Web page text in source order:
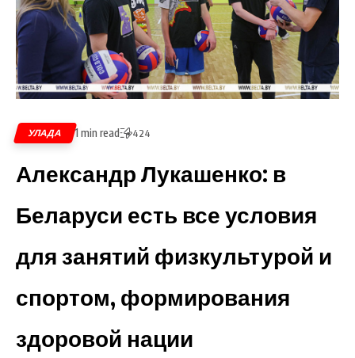
УЛАДА 1 min read 424
Александр Лукашенко: в
Беларуси есть все условия
для занятий физкультурой и
спортом, формирования
здоровой нации